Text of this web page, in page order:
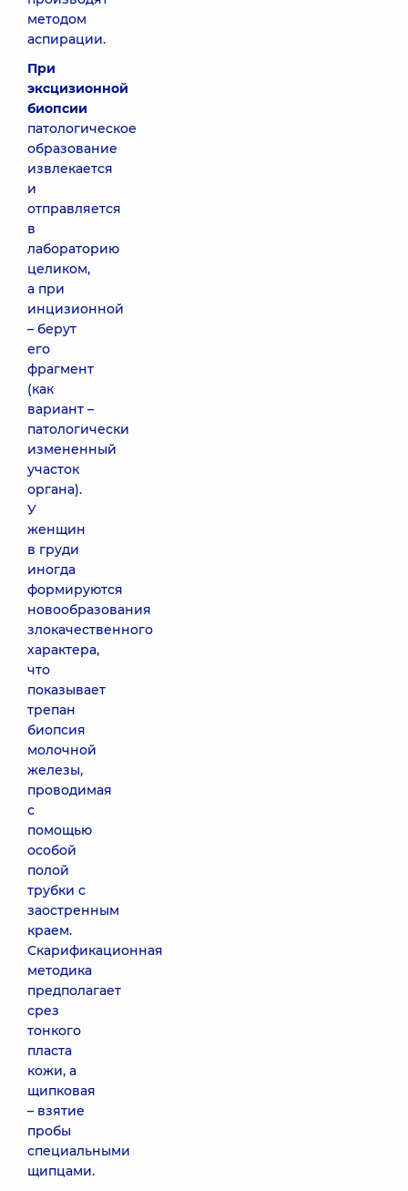
методом
аспирации.
При
эксцизионной
биопсии
патологическое
образование
извлекается
и
отправляется
в
лабораторию
целиком,
а при
инцизионной
– берут
его
фрагмент
(как
вариант –
патологически
измененный
участок
органа).
У
женщин
в груди
иногда
формируются
новообразования
злокачественного
характера,
что
показывает
трепан
биопсия
молочной
железы,
проводимая
с
помощью
особой
полой
трубки с
заостренным
краем.
Скарификационная
методика
предполагает
срез
тонкого
пласта
кожи, а
щипковая
– взятие
пробы
специальными
щипцами.